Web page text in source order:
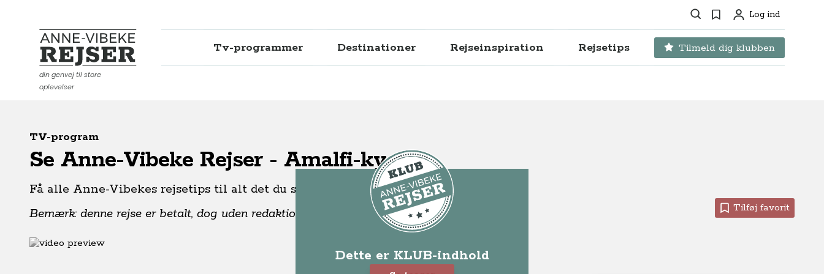
Søg Favoritter
ProfilLog ind
Anne-Vibeke Rejser
din genvej til store
oplevelser
Tv-programmer Destinationer Rejseinspiration Rejsetips Tilmeld dig klubben
TV-program
Se Anne-Vibeke Rejser - Amalfi-kysten
Få alle Anne-Vibekes rejsetips til alt det du skal se og opleve på Amalfikysten.
Bemærk: denne rejse er betalt, dog uden redaktionel indflydelse, af: Vagabond Tours.
Tilføj favorit
Dette er KLUB-indhold